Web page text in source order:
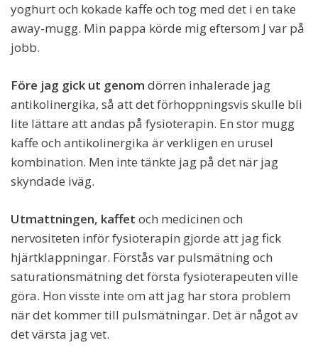
yoghurt och kokade kaffe och tog med det i en take
away-mugg. Min pappa körde mig eftersom J var på
jobb.
Före jag gick ut genom dörren inhalerade jag
antikolinergika, så att det förhoppningsvis skulle bli
lite lättare att andas på fysioterapin. En stor mugg
kaffe och antikolinergika är verkligen en urusel
kombination. Men inte tänkte jag på det när jag
skyndade iväg.
Utmattningen, kaffet och medicinen och
nervositeten inför fysioterapin gjorde att jag fick
hjärtklappningar. Förstås var pulsmätning och
saturationsmätning det första fysioterapeuten ville
göra. Hon visste inte om att jag har stora problem
när det kommer till pulsmätningar. Det är något av
det värsta jag vet.